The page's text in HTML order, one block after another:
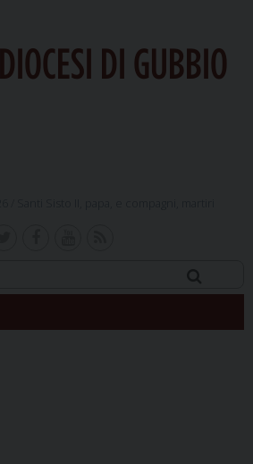
DIOCESI DI GUBBIO